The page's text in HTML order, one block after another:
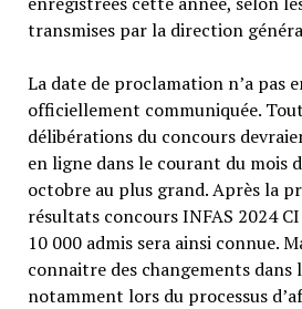
transmises par la direction
La date de proclamation n’a pas
officiellement communiquée.
délibérations du concours
en ligne dans le courant du mois
octobre au plus grand. Après la
résultats concours INFAS 2024
10 000 admis sera ainsi connue.
connaitre des changements dans
notamment lors du processus